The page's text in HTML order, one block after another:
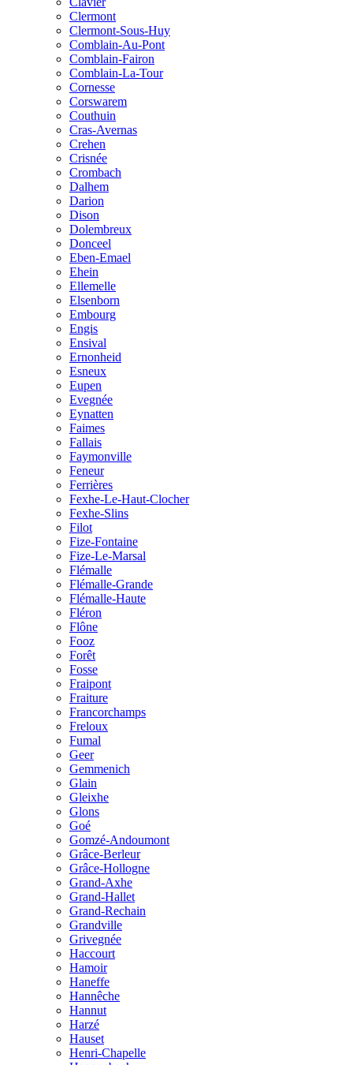
Clermont
Clermont-Sous-Huy
Comblain-Au-Pont
Comblain-Fairon
Comblain-La-Tour
Cornesse
Corswarem
Couthuin
Cras-Avernas
Crehen
Crisnée
Crombach
Dalhem
Darion
Dison
Dolembreux
Donceel
Eben-Emael
Ehein
Ellemelle
Elsenborn
Embourg
Engis
Ensival
Ernonheid
Esneux
Eupen
Evegnée
Eynatten
Faimes
Fallais
Faymonville
Feneur
Ferrières
Fexhe-Le-Haut-Clocher
Fexhe-Slins
Filot
Fize-Fontaine
Fize-Le-Marsal
Flémalle
Flémalle-Grande
Flémalle-Haute
Fléron
Flône
Fooz
Forêt
Fosse
Fraipont
Fraiture
Francorchamps
Freloux
Fumal
Geer
Gemmenich
Glain
Gleixhe
Glons
Goé
Gomzé-Andoumont
Grâce-Berleur
Grâce-Hollogne
Grand-Axhe
Grand-Hallet
Grand-Rechain
Grandville
Grivegnée
Haccourt
Hamoir
Haneffe
Hannêche
Hannut
Harzé
Hauset
Henri-Chapelle